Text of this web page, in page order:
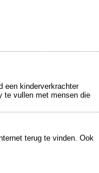
een kinderverkrachter
te vullen met mensen die
terug te vinden. Ook